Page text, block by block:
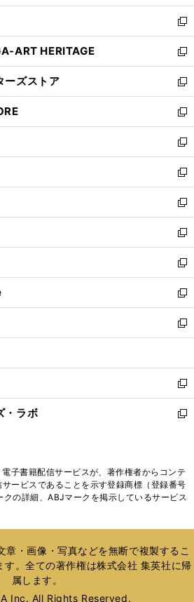
ウ
で
開
く
ン
ド
ウ
で
開
く
新
し
い
ウ
ィ
ン
ド
ウ
で
開
く
ART HERITAGE
新
し
い
ウ
ィ
ン
ド
ウ
で
開
く
ーズストア
新
し
い
ウ
ィ
ン
ド
ウ
で
開
く
新
し
い
ウ
ィ
ン
ド
ウ
で
開
く
新
し
い
ウ
ィ
ン
ド
ウ
で
開
く
新
し
い
ウ
ィ
ン
ド
ウ
で
開
く
新
し
い
ウ
ィ
ン
ド
ウ
で
開
新
し
い
ウ
ィ
ン
ド
ウ
開
く
新
し
い
ウ
ィ
ン
ウ
で
開
く
新
し
い
ウ
ン
ド
ウ
で
新
し
ウ
ィ
ン
ド
く
新
し
い
ド
ウ
で
・ラボ
新
ィ
ン
ド
開
く
子書籍配信サービスが、著作権者からコンテ
ービスであることを示す登録商標（登録番号
の詳細、ABJマークを掲示しているサービス
章・画像・写真などを無断で複製するこ
す。全ての著作権は株式会社 集英社に帰
属します。
Inc. All Rights Reserved.